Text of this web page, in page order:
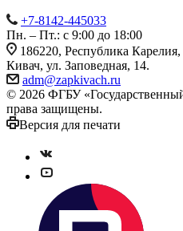
+7-8142-445033
Пн. – Пт.: с 9:00 до 18:00
186220, Республика
Кивач, ул. Заповедная, 14.
adm@zapkivach.ru
© 2026 ФГБУ
права защищены.
Версия для печати